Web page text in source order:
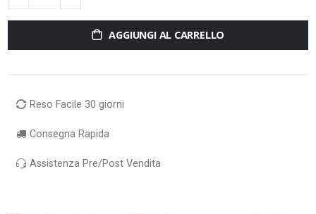
AGGIUNGI AL CARRELLO
Reso Facile 30 giorni
Consegna Rapida
Assistenza Pre/Post Vendita